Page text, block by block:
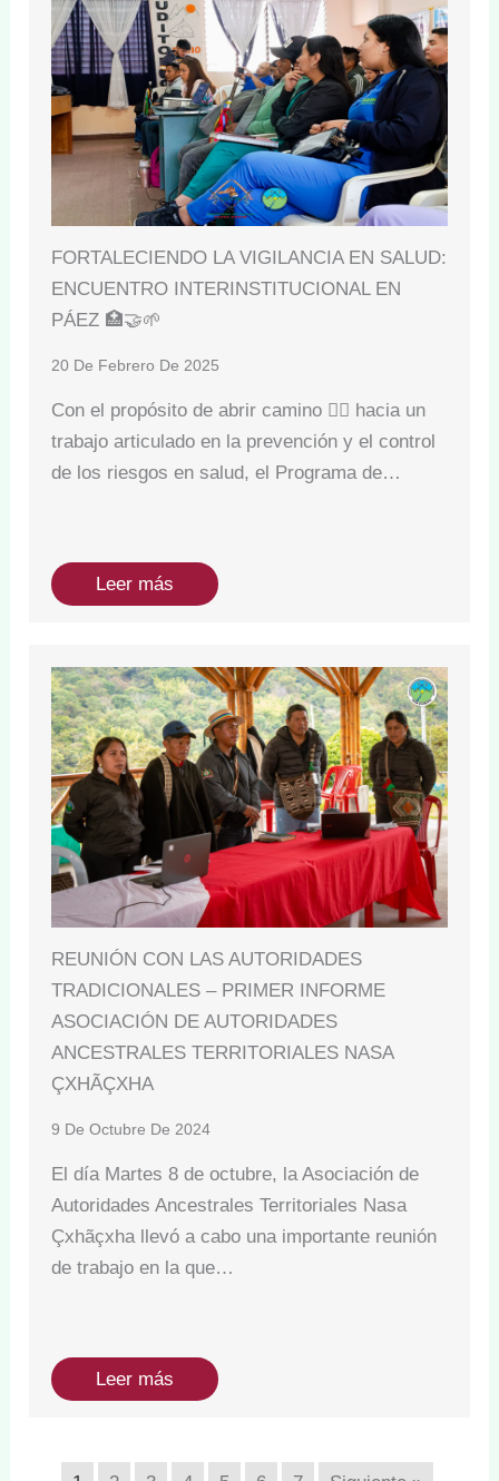
FORTALECIENDO LA VIGILANCIA EN SALUD:
ENCUENTRO INTERINSTITUCIONAL EN
PÁEZ 🏥🤝🌱
20 De Febrero De 2025
Con el propósito de abrir camino 🚶‍♂ hacia un
trabajo articulado en la prevención y el control
de los riesgos en salud, el Programa de…
Leer más
REUNIÓN CON LAS AUTORIDADES
TRADICIONALES – PRIMER INFORME
ASOCIACIÓN DE AUTORIDADES
ANCESTRALES TERRITORIALES NASA
ÇXHÃÇXHA
9 De Octubre De 2024
El día Martes 8 de octubre, la Asociación de
Autoridades Ancestrales Territoriales Nasa
Çxhãçxha llevó a cabo una importante reunión
de trabajo en la que…
Leer más